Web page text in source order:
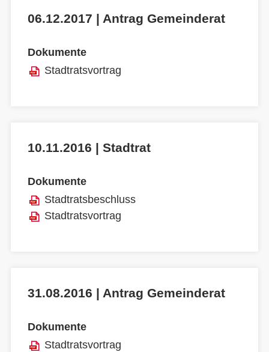
06.12.2017 | Antrag Gemeinderat
Dokumente
Stadtratsvortrag
10.11.2016 | Stadtrat
Dokumente
Stadtratsbeschluss
Stadtratsvortrag
31.08.2016 | Antrag Gemeinderat
Dokumente
Stadtratsvortrag